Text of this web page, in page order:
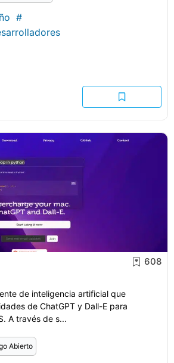
#
608
de inteligencia artificial que
de ChatGPT y Dall-E para
A través de s...
Abierto